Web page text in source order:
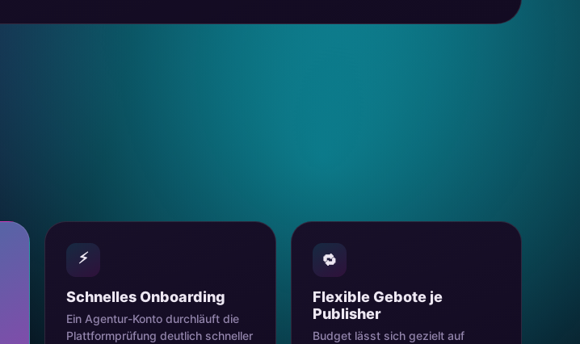
⚡
Schnelles Onboarding
Ein Agentur-Konto durchläuft die
Plattformprüfung deutlich schneller
🔁
Flexible Gebote je
Publisher
Budget lässt sich gezielt auf